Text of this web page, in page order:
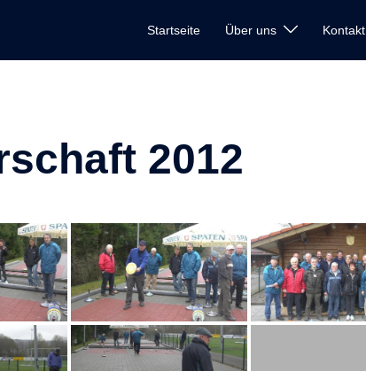
Startseite Über uns Kontakt
2012